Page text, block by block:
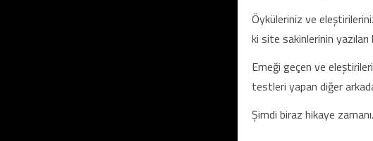
Öyküleriniz ve
ki site sakinlerinin
Emeği geçen ve
testleri yapan diğer
Şimdi biraz hikaye